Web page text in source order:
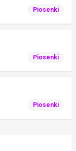
Piosenki
Piosenki
Piosenki